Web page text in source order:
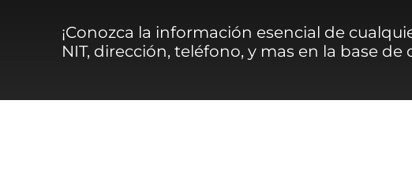
¡Conozca la información esencial de
NIT, dirección, teléfono, y mas en la base